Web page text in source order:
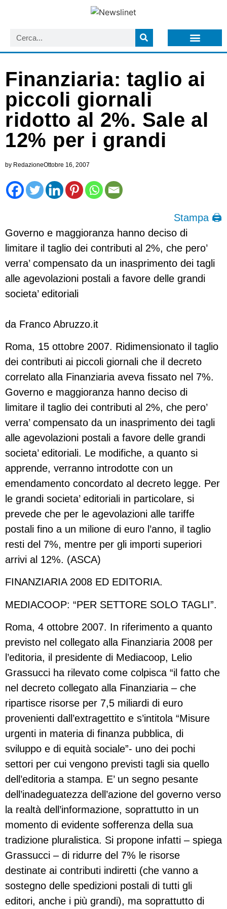
Finanziaria: taglio ai
piccoli giornali
ridotto al 2%. Sale al
12% per i grandi
by RedazioneOttobre 16, 2007
Stampa 🖨
Governo e maggioranza hanno deciso di
limitare il taglio dei contributi al 2%, che pero’
verra’ compensato da un inasprimento dei tagli
alle agevolazioni postali a favore delle grandi
societa’ editoriali
da Franco Abruzzo.it
Roma, 15 ottobre 2007. Ridimensionato il taglio
dei contributi ai piccoli giornali che il decreto
correlato alla Finanziaria aveva fissato nel 7%.
Governo e maggioranza hanno deciso di
limitare il taglio dei contributi al 2%, che pero’
verra’ compensato da un inasprimento dei tagli
alle agevolazioni postali a favore delle grandi
societa’ editoriali. Le modifiche, a quanto si
apprende, verranno introdotte con un
emendamento concordato al decreto legge. Per
le grandi societa’ editoriali in particolare, si
prevede che per le agevolazioni alle tariffe
postali fino a un milione di euro l’anno, il taglio
resti del 7%, mentre per gli importi superiori
arrivi al 12%. (ASCA)
FINANZIARIA 2008 ED EDITORIA.
MEDIACOOP: “PER SETTORE SOLO TAGLI”.
Roma, 4 ottobre 2007. In riferimento a quanto
previsto nel collegato alla Finanziaria 2008 per
l’editoria, il presidente di Mediacoop, Lelio
Grassucci ha rilevato come colpisca “il fatto che
nel decreto collegato alla Finanziaria – che
ripartisce risorse per 7,5 miliardi di euro
provenienti dall’extragettito e s’intitola “Misure
urgenti in materia di finanza pubblica, di
sviluppo e di equità sociale”- uno dei pochi
settori per cui vengono previsti tagli sia quello
dell’editoria a stampa. E’ un segno pesante
dell’inadeguatezza dell’azione del governo verso
la realtà dell’informazione, soprattutto in un
momento di evidente sofferenza della sua
tradizione pluralistica. Si propone infatti – spiega
Grassucci – di ridurre del 7% le risorse
destinate ai contributi indiretti (che vanno a
sostegno delle spedizioni postali di tutti gli
editori, anche i più grandi), ma soprattutto di